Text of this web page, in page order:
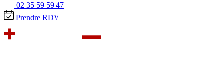
02 35 59 59 47
Prendre RDV